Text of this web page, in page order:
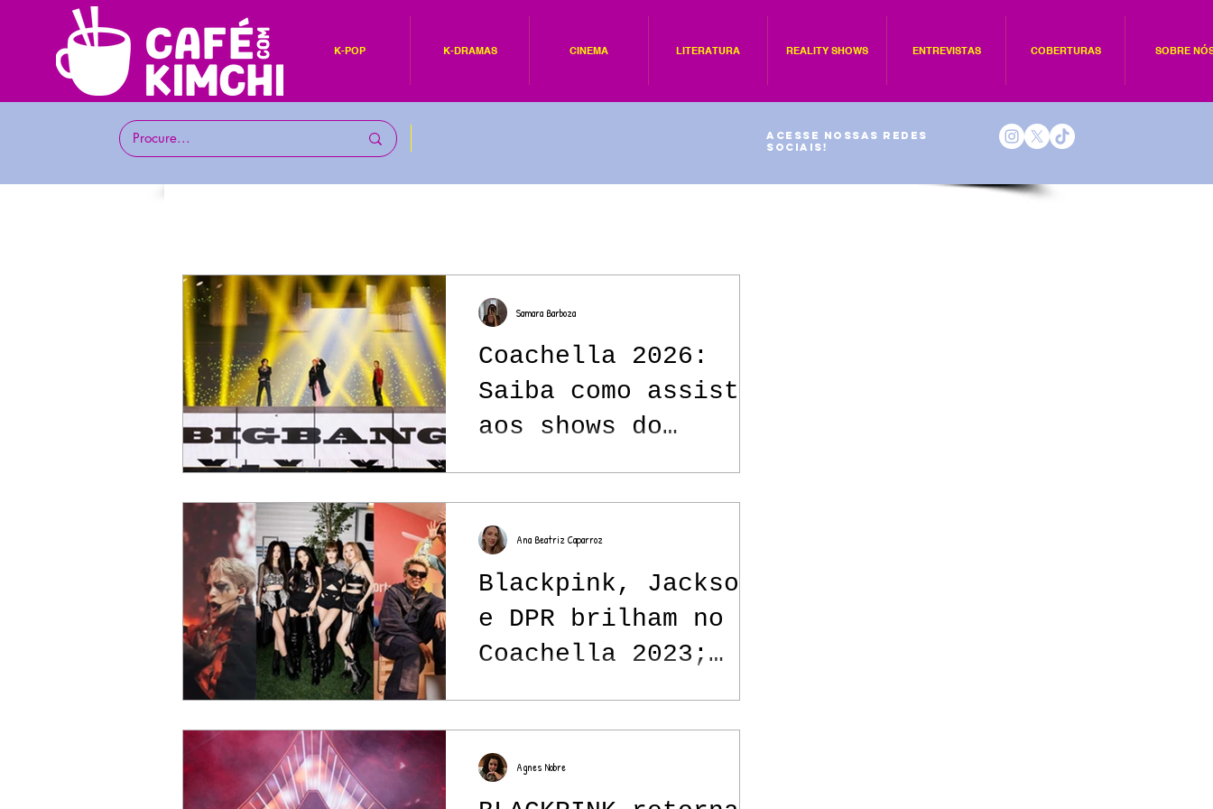
K-POP K-DRAMAS CINEMA LITERATURA REALITY SHOWS ENTREVISTAS COBERTURAS SOBRE
Acesse nossas redes
sociais!
Coachella 2026:
Saiba como assistir
aos shows do
Katseye e outros no
segundo final de
semana
Samara Barboza
Blackpink, Jackson
e DPR brilham no
Coachella 2023;
no festival
Ana Beatriz Caparroz
Agnes Nobre